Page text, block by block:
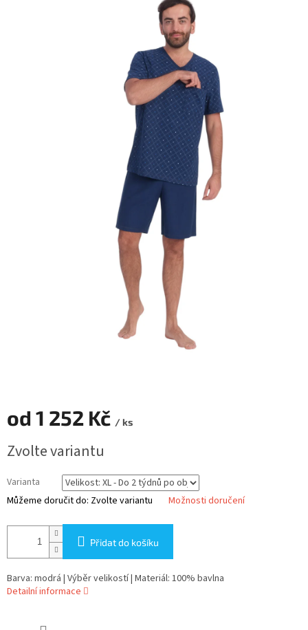
od 1 252 Kč / ks
cena:
Zvolte variantu
Varianta
Můžeme doručit do: Zvolte variantu Možnosti doručení
Přidat do košíku
Barva: modrá | Výběr velikostí | Materiál: 100% bavlna
Detailní informace